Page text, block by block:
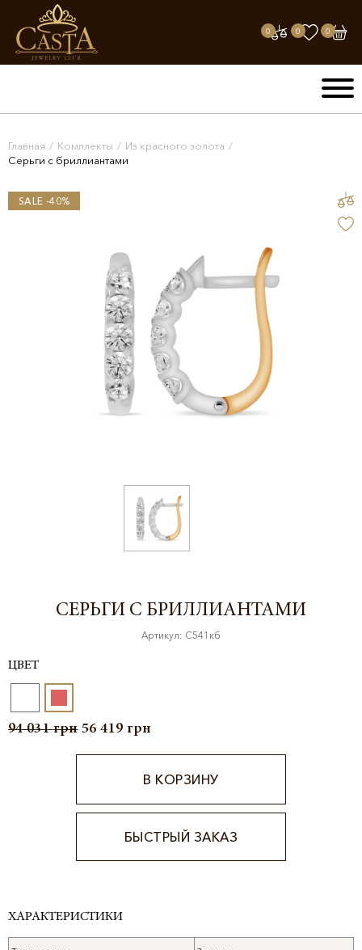
0 0 0
Главная / Комплекты / Из красного золота /
Серьги с бриллиантами
SALE -40%
СЕРЬГИ С БРИЛЛИАНТАМИ
Артикул: С541кб
ЦВЕТ
94 031грн 56 419 грн
В КОРЗИНУ
БЫСТРЫЙ ЗАКАЗ
ХАРАКТЕРИСТИКИ